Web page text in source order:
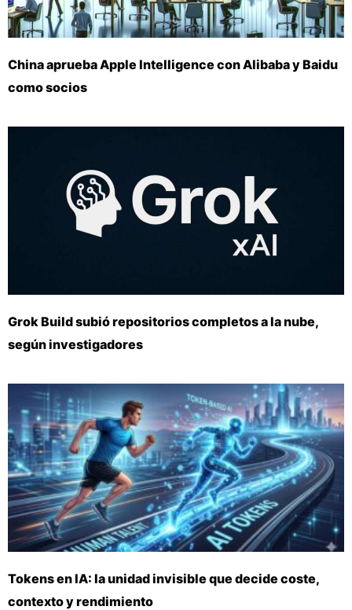
China aprueba Apple Intelligence con Alibaba y Baidu
como socios
Grok Build subió repositorios completos a la nube,
según investigadores
Tokens en IA: la unidad invisible que decide coste,
contexto y rendimiento